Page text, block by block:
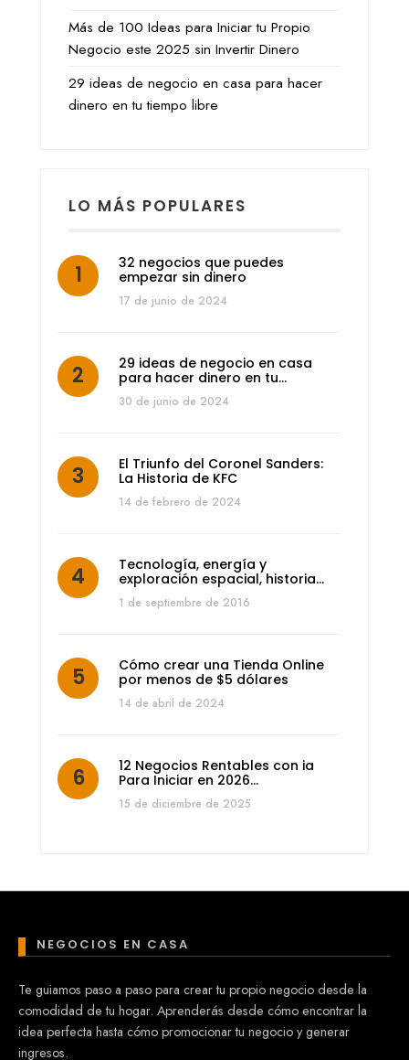
Más de 100 Ideas para Iniciar tu Propio
Negocio este 2025 sin Invertir Dinero
29 ideas de negocio en casa para hacer
dinero en tu tiempo libre
LO MÁS POPULARES
32 negocios que puedes
empezar sin dinero
17 de junio de 2024
29 ideas de negocio en casa
para hacer dinero en tu…
30 de junio de 2024
El Triunfo del Coronel Sanders:
La Historia de KFC
14 de febrero de 2024
Tecnología, energía y
exploración espacial, historia…
1 de septiembre de 2016
Cómo crear una Tienda Online
por menos de $5 dólares
14 de abril de 2024
12 Negocios Rentables con ia
Para Iniciar en 2026…
15 de diciembre de 2025
NEGOCIOS EN CASA
Te guiamos paso a paso para crear tu propio negocio desde la
comodidad de tu hogar. Aprenderás desde cómo encontrar la
idea perfecta hasta cómo promocionar tu negocio y generar
ingresos.